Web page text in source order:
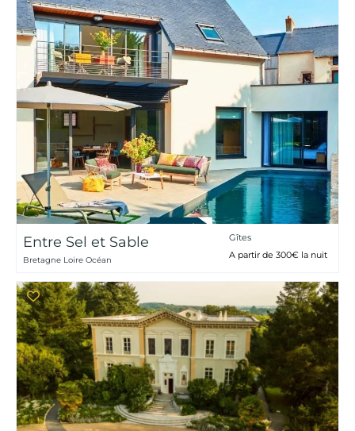
Entre Sel et Sable
Bretagne Loire Océan
Gîtes
A partir de 300€ la nuit